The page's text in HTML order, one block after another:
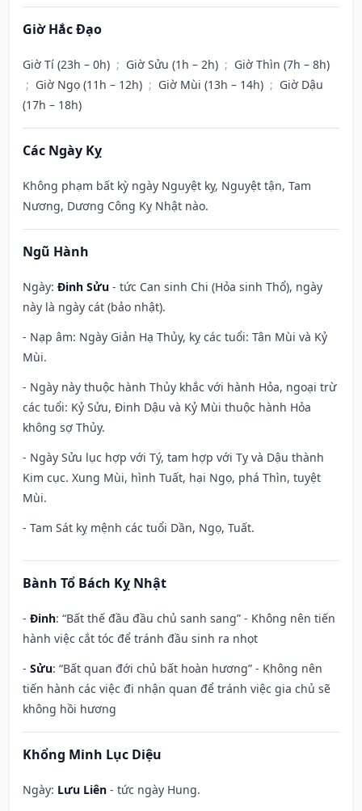
Giờ Hắc Đạo
Giờ Tí (23h – 0h) ; Giờ Sửu (1h – 2h) ; Giờ Thìn (7h – 8h)
; Giờ Ngọ (11h – 12h) ; Giờ Mùi (13h – 14h) ; Giờ Dậu
(17h – 18h)
Các Ngày Kỵ
Không phạm bất kỳ ngày Nguyệt kỵ, Nguyệt tận, Tam
Nương, Dương Công Kỵ Nhật nào.
Ngũ Hành
Ngày: Đinh Sửu - tức Can sinh Chi (Hỏa sinh Thổ), ngày
này là ngày cát (bảo nhật).
- Nạp âm: Ngày Giản Hạ Thủy, kỵ các tuổi: Tân Mùi và Kỷ
Mùi.
- Ngày này thuộc hành Thủy khắc với hành Hỏa, ngoại trừ
các tuổi: Kỷ Sửu, Đinh Dậu và Kỷ Mùi thuộc hành Hỏa
không sợ Thủy.
- Ngày Sửu lục hợp với Tý, tam hợp với Tỵ và Dậu thành
Kim cục. Xung Mùi, hình Tuất, hại Ngọ, phá Thìn, tuyệt
Mùi.
- Tam Sát kỵ mệnh các tuổi Dần, Ngọ, Tuất.
Bành Tổ Bách Kỵ Nhật
- Đinh: “Bất thế đầu đầu chủ sanh sang” - Không nên tiến
hành việc cắt tóc để tránh đầu sinh ra nhọt
- Sửu: “Bất quan đới chủ bất hoàn hương” - Không nên
tiến hành các việc đi nhận quan để tránh việc gia chủ sẽ
không hồi hương
Khổng Minh Lục Diệu
Ngày: Lưu Liên - tức ngày Hung.